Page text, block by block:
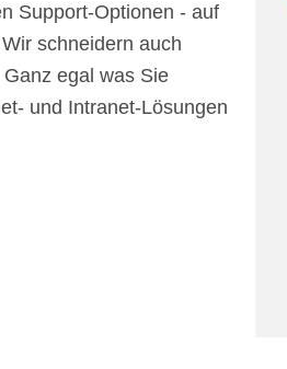
Support-Optionen - auf
schneidern auch
egal was Sie
und Intranet-Lösungen